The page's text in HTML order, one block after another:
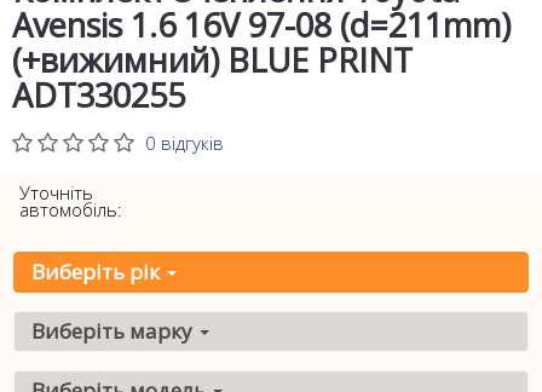
Avensis 1.6 16V 97-08 (d=211mm)
(+вижимний) BLUE PRINT
ADT330255
0 відгуків
Уточніть
автомобіль:
Виберіть рік
Виберіть марку